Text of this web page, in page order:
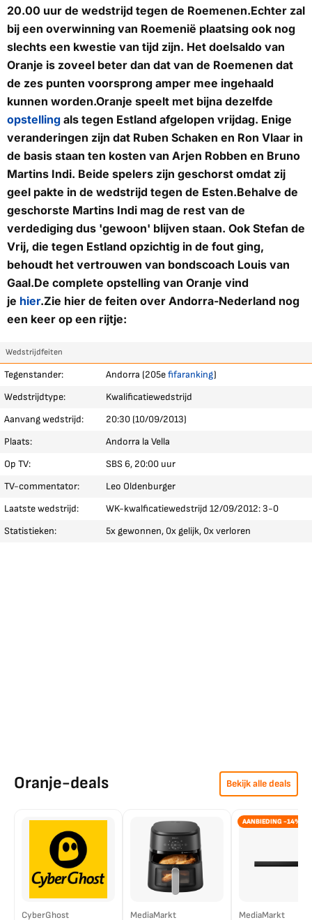
20.00 uur de wedstrijd tegen de Roemenen.Echter zal
bij een overwinning van Roemenië plaatsing ook nog
slechts een kwestie van tijd zijn. Het doelsaldo van
Oranje is zoveel beter dan dat van de Roemenen dat
de zes punten voorsprong amper mee ingehaald
kunnen worden.Oranje speelt met bijna dezelfde
opstelling als tegen Estland afgelopen vrijdag. Enige
veranderingen zijn dat Ruben Schaken en Ron Vlaar in
de basis staan ten kosten van Arjen Robben en Bruno
Martins Indi. Beide spelers zijn geschorst omdat zij
geel pakte in de wedstrijd tegen de Esten.Behalve de
geschorste Martins Indi mag de rest van de
verdediging dus 'gewoon' blijven staan. Ook Stefan de
Vrij, die tegen Estland opzichtig in de fout ging,
behoudt het vertrouwen van bondscoach Louis van
Gaal.De complete opstelling van Oranje vind
je hier.Zie hier de feiten over Andorra-Nederland nog
een keer op een rijtje:
Wedstrijdfeiten
Tegenstander: Andorra (205efifaranking)
Wedstrijdtype:
Kwalificatiewedstrijd
Aanvang wedstrijd:
20:30 (10/09/2013)
Plaats:
Andorra la Vella
Op TV:
SBS 6, 20:00 uur
TV-commentator:
Leo Oldenburger
Laatste wedstrijd:
WK-kwalficatiewedstrijd 12/09/2012: 3-0
Statistieken:
5x gewonnen, 0x gelijk, 0x verloren
Oranje-deals Bekijk alle deals
CyberGhost MediaMarkt
AANBIEDING -14%
MediaMarkt